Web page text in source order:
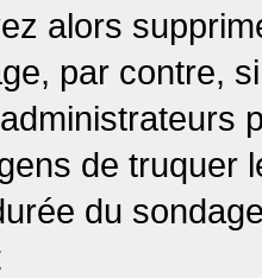
alors
par contre,
de truquer
du